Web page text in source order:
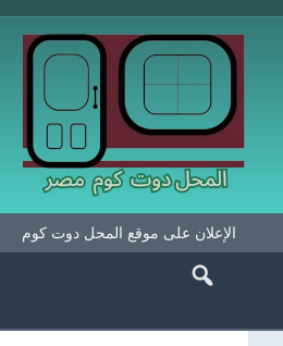
الإعلان على موقع المحل دوت كوم